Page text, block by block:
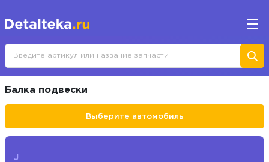
Балка подвески
Выберите автомобиль
J